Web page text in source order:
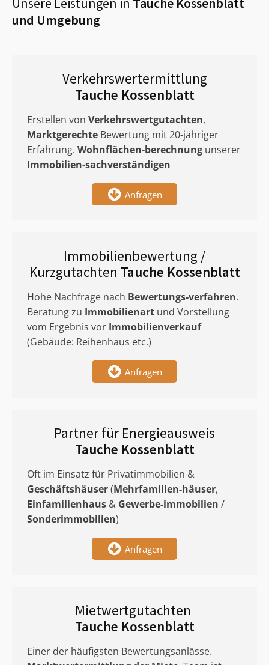
und Umgebung
Verkehrswertermittlung
Tauche Kossenblatt
Erstellen von Verkehrswertgutachten,
Marktgerechte Bewertung mit 20-jähriger
Erfahrung. Wohnflächen-berechnung unserer
Immobilien-sachverständigen
Anfragen
Immobilienbewertung /
Kurzgutachten Tauche Kossenblatt
Hohe Nachfrage nach Bewertungs-verfahren.
Beratung zu Immobilienart und Vorstellung
vom Ergebnis vor Immobilienverkauf
(Gebäude: Reihenhaus etc.)
Anfragen
Partner für Energieausweis
Tauche Kossenblatt
Oft im Einsatz für Privatimmobilien &
Geschäftshäuser(Mehrfamilien-häuser,
Einfamilienhaus & Gewerbe-immobilien /
Sonderimmobilien)
Anfragen
Mietwertgutachten
Tauche Kossenblatt
Einer der häufigsten Bewertungsanlässe.